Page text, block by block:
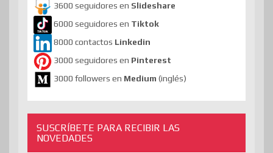
3600 seguidores en Slideshare
6000 seguidores en Tiktok
8000 contactos Linkedin
3000 seguidores en Pinterest
3000 followers en Medium (inglés)
SUSCRÍBETE PARA RECIBIR LAS
NOVEDADES